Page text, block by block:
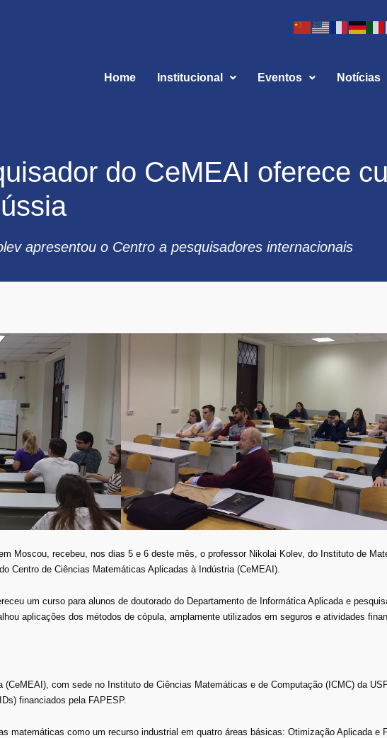
Home Institucional Eventos Notícias
do CeMEAI oferece
apresentou o Centro a pesquisadores internacionais
Moscou, recebeu, nos dias 5 e 6 deste mês, o professor Nikolai Kolev, do Instituto de
Centro de Ciências Matemáticas Aplicadas à Indústria (CeMEAI).
um curso para alunos de doutorado do Departamento de Informática Aplicada e
aplicações dos métodos de cópula, amplamente utilizados em seguros e atividades
com sede no Instituto de Ciências Matemáticas e de Computação (ICMC) da
financiados pela FAPESP.
matemáticas como um recurso industrial em quatro áreas básicas: Otimização Aplicada e